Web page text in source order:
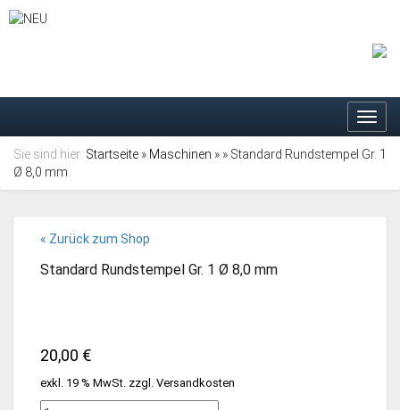
Sie sind hier: Startseite » Maschinen » » Standard Rundstempel Gr. 1
Ø 8,0 mm
« Zurück zum Shop
Standard Rundstempel Gr. 1 Ø 8,0 mm
20,00 €
exkl. 19 % MwSt. zzgl. Versandkosten